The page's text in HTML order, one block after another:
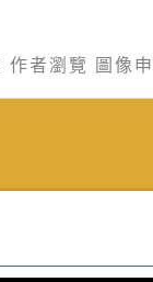
作者瀏覽 圖像